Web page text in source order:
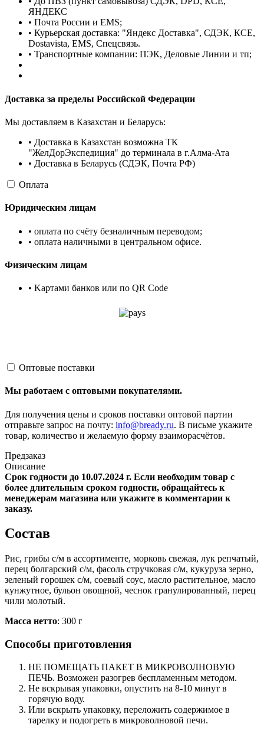
ЯНДЕКС
• Почта России и EMS;
• Курьерская доставка: "Яндекс Доставка", СДЭК, КСЕ,
Dostavista, EMS, Спецсвязь.
• Транспортные компании: ПЭК, Деловые Линии и тп;
Доставка за пределы Российской Федерации
Мы доставляем в Казахстан и Беларусь:
• Доставка в Казахстан возможна ТК
"ЖелДорЭкспедиция" до терминала в г.Алма-Ата
• Доставка в Беларусь (СДЭК, Почта РФ)
Оплата
Юридическим лицам
• оплата по счёту безналичным переводом;
• оплата наличными в центральном офисе.
Физическим лицам
• Kартами банков или по QR Code
Оптовые поставки
Мы работаем с оптовыми покупателями.
Для получения цены и сроков поставки оптовой партии
отправьте запрос на почту: info@bready.ru. В письме укажите
товар, количество и желаемую форму взаиморасчётов.
Предзаказ
Описание
Срок годности до 10.07.2024 г. Если необходим товар с
более длительным сроком годности, обращайтесь к
менеджерам магазина или укажите в комментарии к
заказу.
Cостав
Рис, грибы с/м в ассортименте, морковь свежая, лук репчатый,
перец болгарский с/м, фасоль стручковая с/м, кукуруза зерно,
зеленый горошек с/м, соевый соус, масло растительное, масло
кунжутное, бульон овощной, чеснок гранулированный, перец
чили молотый.
Масса нетто: 300 г
Способы приготовления
НЕ ПОМЕЩАТЬ ПАКЕТ В МИКРОВОЛНОВУЮ
ПЕЧЬ. Возможен разогрев беспламенным методом.
Не вскрывая упаковки, опустить на 8-10 минут в
горячую воду.
Или вскрыть упаковку, переложить содержимое в
тарелку и подогреть в микроволновой печи.